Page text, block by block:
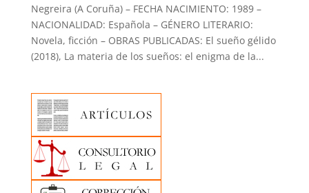
Negreira (A Coruña) – FECHA NACIMIENTO: 1989 –
NACIONALIDAD: Española – GÉNERO LITERARIO:
Novela, ficción – OBRAS PUBLICADAS: El sueño gélido
(2018), La materia de los sueños: el enigma de la...